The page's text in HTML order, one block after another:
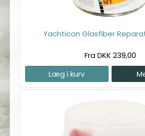
Yachticon Glasfiber
Fra DKK 239,00
Læg i kurv